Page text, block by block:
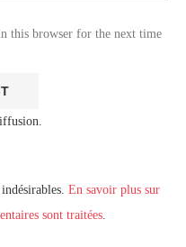
this browser for the next time
En savoir plus sur
sont traitées.